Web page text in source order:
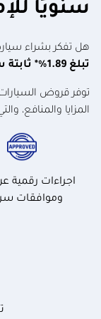
سنويًا
هل تفكر بشراء
تبلغ 1.89%* ثابتة سنوياً فقط
توفر قروض
المزايا والمنافع،
اجراءات رقمية
وموافقات